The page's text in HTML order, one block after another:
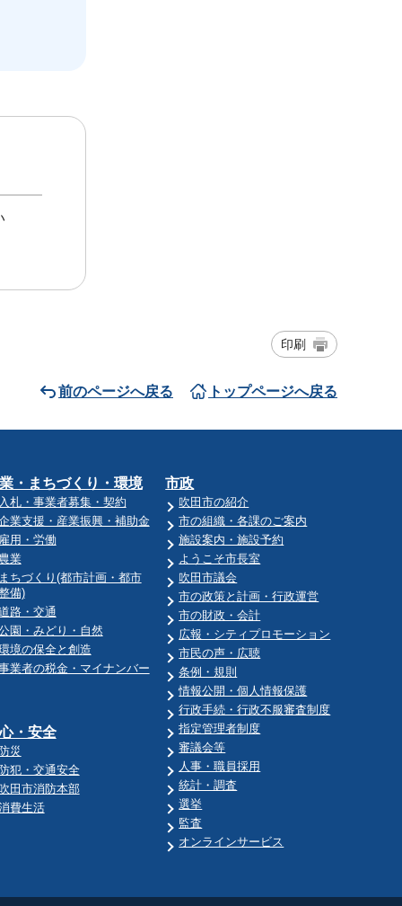
印刷
前のページへ戻る トップページへ戻る
・まちづくり・環境
札・事業者募集・契約
業支援・産業振興・補助金
用・労働
業
ちづくり(都市計画・都市
備)
路・交通
園・みどり・自然
境の保全と創造
業者の税金・マイナンバー
・安全
災
犯・交通安全
田市消防本部
費生活
市政
吹田市の紹介
市の組織・各課のご案内
施設案内・施設予約
ようこそ市長室
吹田市議会
市の政策と計画・行政運営
市の財政・会計
広報・シティプロモーション
市民の声・広聴
条例・規則
情報公開・個人情報保護
行政手続・行政不服審査制度
指定管理者制度
審議会等
人事・職員採用
統計・調査
選挙
監査
オンラインサービス